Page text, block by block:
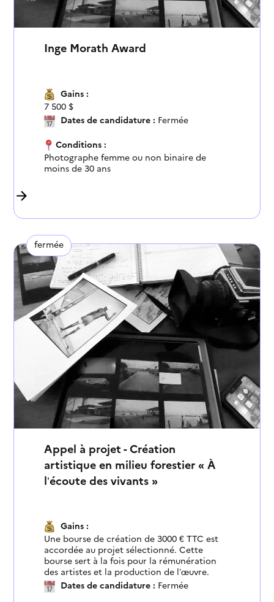
Inge Morath Award
Gains :
7 500 $
Dates de candidature : Fermée
Conditions :
Photographe femme ou non binaire de
moins de 30 ans
fermée
Appel à projet - Création
artistique en milieu forestier « À
l’écoute des vivants »
Gains :
Une bourse de création de 3000 € TTC est
accordée au projet sélectionné. Cette
bourse sert à la fois pour la rémunération
des artistes et la production de l’œuvre.
Dates de candidature : Fermée